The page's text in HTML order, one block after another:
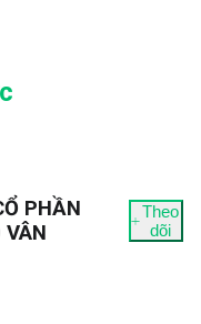
PHẦN
VÂN
Theo
dõi